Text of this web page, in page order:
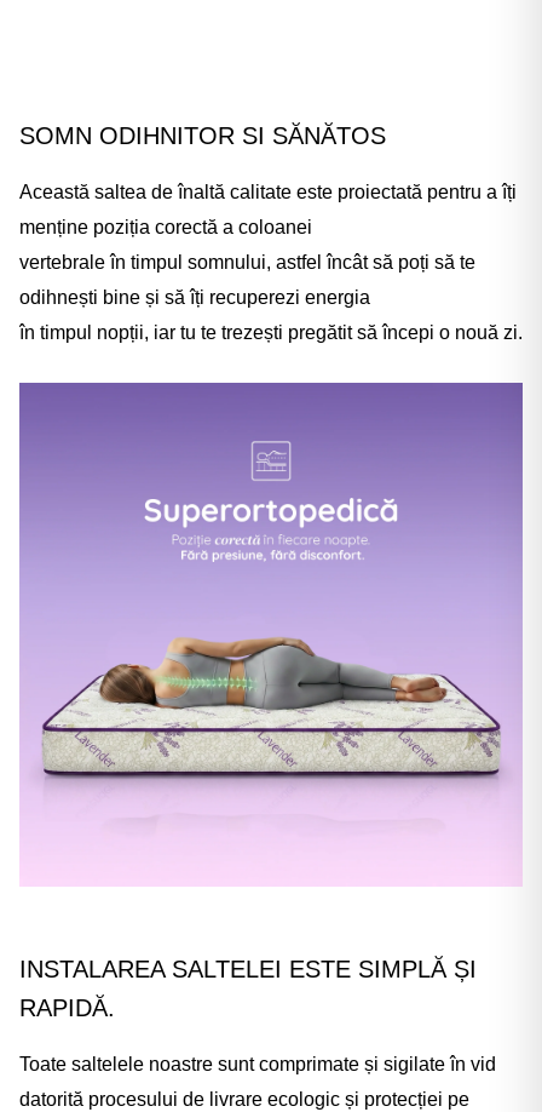
SOMN ODIHNITOR SI SĂNĂTOS
Această saltea de înaltă calitate este proiectată pentru a îți
menține poziția corectă a coloanei
vertebrale în timpul somnului, astfel încât să poți să te
odihnești bine și să îți recuperezi energia
în timpul nopții, iar tu te trezești pregătit să începi o nouă zi.
INSTALAREA SALTELEI ESTE SIMPLĂ ȘI
RAPIDĂ.
Toate saltelele noastre sunt comprimate și sigilate în vid
datorită procesului de livrare ecologic și protecției pe